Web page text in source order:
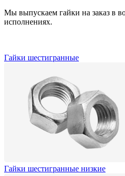
Мы выпускаем гайки на заказ в
исполнениях.
Гайки шестигранные
Гайки шестигранные низкие